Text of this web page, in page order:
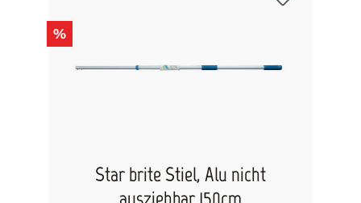
%
Star brite Stiel, Alu nicht